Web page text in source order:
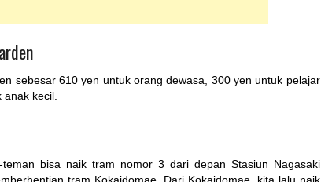
sebesar 610 yen untuk orang dewasa, 300 yen untuk pelajar
kecil.
bisa naik tram nomor 3 dari depan Stasiun Nagasaki